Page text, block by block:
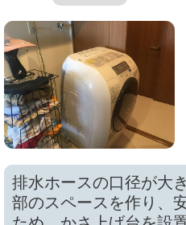
排水ホースの口径が大
部のスペースを作り、